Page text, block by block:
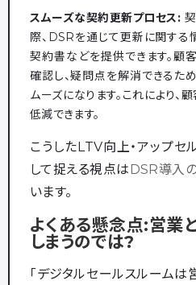
スムーズな契約更新プロセス:
際、DSRを通じて更新に関する
契約書などを提供できます。
確認し、疑問点を解消できるた
ムーズになります。これにより、
低減できます。
こうしたLTV向上・アップ
して捉える視点はDSR導入
います。
よくある懸念点:営業
しまうのでは?
「デジタルセールスルームは